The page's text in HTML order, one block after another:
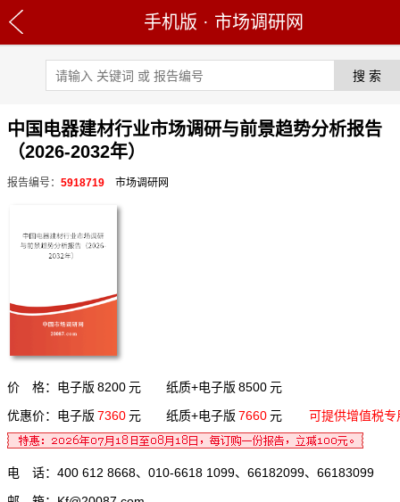
手机版 · 市场调研网
中国电器建材行业市场调研与前景趋势分析报告
（2026-2032年）
报告编号： 5918719 市场调研网
价 格：电子版 8200 元 纸质+电子版 8500 元
优惠价：电子版 7360 元 纸质+电子版 7660 元 可提供增值税专
电 话：400 612 8668、010-6618 1099、66182099、66183099